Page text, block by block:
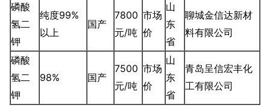
磷酸
氢二
钾
纯度99%
以上
国产
7800
元/吨
市场
价
山
东
省
聊城金信达新材
料有限公司
磷酸
氢二
钾
98% 国产
7500
元/吨
市场
价
山
东
省
青岛呈信宏丰化
工有限公司